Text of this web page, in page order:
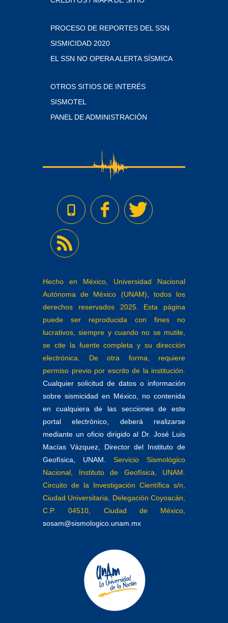
PROCESO DE REPORTES DEL SSN
SISMICIDAD 2020
EL SSN NO OPERA ALERTA SÍSMICA
OTROS SITIOS DE INTERÉS
SISMOTEL
PANEL DE ADMINISTRACIÓN
Hecho en México, Universidad Nacional
Autónoma de México (UNAM), todos los
derechos reservados 2025. Esta página
puede ser reproducida con fines no
lucrativos, siempre y cuando no se mutile,
se cite la fuente completa y su dirección
electrónica. De otra forma, requiere
permiso previo por escrito de la institución.
Cualquier solicitud de datos o información
sobre sismicidad en México, no contenida
en cualquiera de las secciones de este
portal electrónico, deberá realizarse
mediante un oficio dirigido al Dr. José Luis
Macías Vázquez, Director del Instituto de
Geofísica, UNAM.
Servicio Sismológico
Nacional, Instituto de Geofísica, UNAM.
Circuito de la Investigación Científica s/n,
Ciudad Universitaria, Delegación Coyoacán,
C.P. 04510, Ciudad de México,
sosam@sismologico.unam.mx